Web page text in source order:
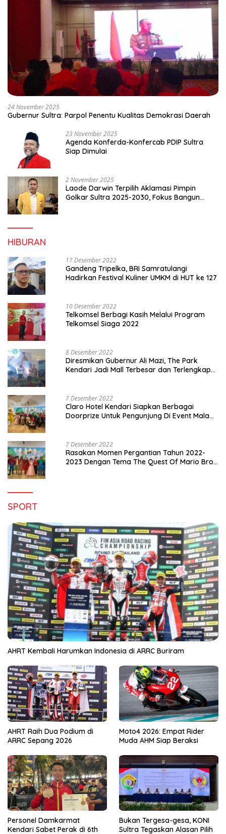
24 November 2025
Gubernur Sultra: Parpol Penentu Kualitas Demokrasi Daerah
23 November 2025
Agenda Konferda-Konfercab PDIP Sultra
Siap Dimulai
2 November 2025
Laode Darwin Terpilih Aklamasi Pimpin
Golkar Sultra 2025-2030, Fokus Bangun
HIBURAN
17 Desember 2022
Gandeng Tripelka, BRI Samratulangi
Hadirkan Festival Kuliner UMKM di HUT ke 127
10 Desember 2022
Telkomsel Berbagi Kasih Melalui Program
Telkomsel Siaga 2022
8 Desember 2022
Diresmikan Gubernur Ali Mazi, The Park
Kendari Jadi Mall Terbesar dan Terlengkap
7 Desember 2022
Claro Hotel Kendari Siapkan Berbagai
Doorprize Untuk Pengunjung Di Event Malam
7 Desember 2022
Rasakan Momen Pergantian Tahun 2022-
2023 Dengan Tema The Quest Of Mario Bros
SPORT
AHRT Kembali Harumkan Indonesia di ARRC Buriram
AHRT Raih Dua Podium di
ARRC Sepang 2026
Moto4 2026: Empat Rider
Muda AHM Siap Beraksi
Personel Damkarmat
Kendari Sabet Perak di 6th
Bukan Tergesa-gesa, KONI
Sultra Tegaskan Alasan Pilih